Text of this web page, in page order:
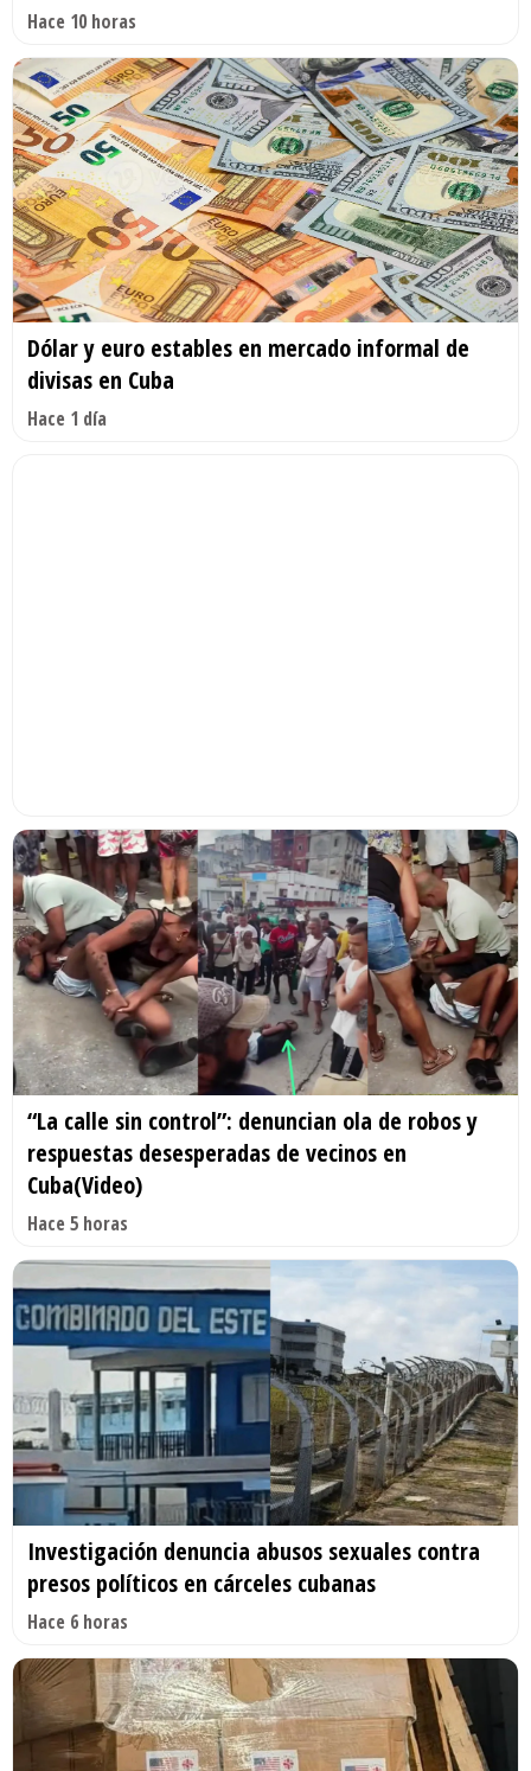
Hace 10 horas
Dólar y euro estables en mercado informal de
divisas en Cuba
Hace 1 día
“La calle sin control”: denuncian ola de robos y
respuestas desesperadas de vecinos en
Cuba(Video)
Hace 5 horas
Investigación denuncia abusos sexuales contra
presos políticos en cárceles cubanas
Hace 6 horas